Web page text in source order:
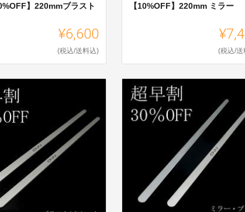
】220mmブラスト
¥6,600
(税込/送料込)
【10%OFF】220mm ミラー
(税込/送